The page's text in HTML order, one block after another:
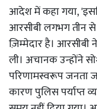
आदेश में कहा गया,
आरसीबी लगभग तीन
ज़िम्मेदार है।
ली। अचानक उन्होंने
परिणामस्वरूप जनता
कारण पुलिस पर्याप्त